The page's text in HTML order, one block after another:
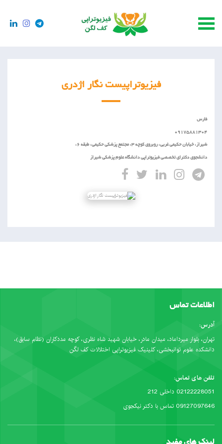
فیزیوتراپیست نگار اژدری
فارس
09175881304
شیراز، خیابان حکیمی غربی، روبروی کوچه 3، مجتمع پزشکی حکیمی، طبقه 6،
دانشجوی دکترای تخصصی فیزیوتراپی دانشگاه علوم پزشکی شیراز
اطلاعات تماس
آدرس:
تهران، بلوار میرداماد، میدان مادر، خیابان شهید شاه نظری، کوچه مددکاران (نظام سابق)،
دانشکده علوم توانبخشی، کلینیک فیزیوتراپی اختلالات کف لگن
تلفن های تماس:
02122228051 داخلی 212
09127097646 تماس با دکتر نیکجوی